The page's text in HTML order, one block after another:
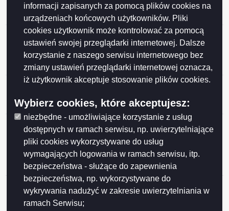
informacji zapisanych za pomocą plików cookies na
urządzeniach końcowych użytkowników. Pliki
cookies użytkownik może kontrolować za pomocą
ustawień swojej przeglądarki internetowej. Dalsze
korzystanie z naszego serwisu internetowego bez
zmiany ustawień przeglądarki internetowej oznacza,
iż użytkownik akceptuje stosowanie plików cookies.
Wybierz cookies, które akceptujesz:
niezbędne - umożliwiające korzystanie z usług
dostępnych w ramach serwisu, np. uwierzytelniające
pliki cookies wykorzystywane do usług
wymagających logowania w ramach serwisu, itp.
bezpieczeństwa - służące do zapewnienia
bezpieczeństwa, np. wykorzystywane do
wykrywania nadużyć w zakresie uwierzytelniania w
ramach Serwisu;
nieruchomości stanowiących własność Gminy Miasta
Suwałki przeznaczonych do najmu i dzierżawy.
Ogłoszenie z dnia 2026-06-10 Wykaz lokali
stanowiących własność Miasta Suwałk
przeznaczonych do sprzedaży w drodze
bezprzetargowej na rzecz najemców.
Ogłoszenie z dnia 2026-05-28 Wykaz nr 11/2026
Suwałki przeznaczonych do najmu i dzierżawy.
Ogłoszenie z dnia 2026-05-27 Wykaz nieruchomości
stanowiących własność Miasta Suwałk
przeznaczonych do sprzedaży w drodze
bezprzetargowej na rzecz dotychczasowego
dzierżawcy (działki nr 10353, 11762).
Ogłoszenie z dnia 2026-05-27 Wykaz nieruchomości
stanowiącej własność Miasta Suwałk przeznaczonej
do sprzedaży w drodze bezprzetargowej (działka nr